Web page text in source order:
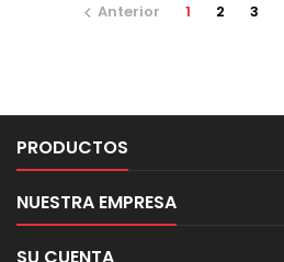
 Anterior 1 2 3
PRODUCTOS
NUESTRA EMPRESA